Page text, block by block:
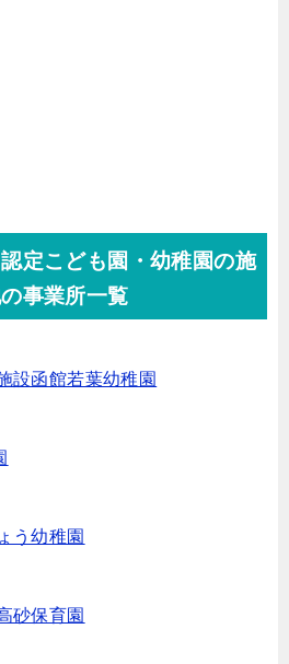
定こども園・幼稚園の施
事業所一覧
設函館若葉幼稚園
う幼稚園
砂保育園